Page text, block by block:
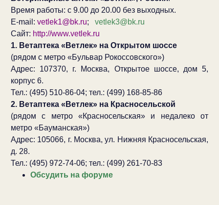
Время работы: с 9.00 до 20.00 без выходных.
E-mail: vetlek1@bk.ru; vetlek3@bk.ru
Сайт: http://www.vetlek.ru
1. Ветаптека «Ветлек» на Открытом шоссе
(рядом с метро «Бульвар Рокоссовского»)
Адрес: 107370, г. Москва, Открытое шоссе, дом 5,
корпус 6.
Тел.: (495) 510-86-04; тел.: (499) 168-85-86
2. Ветаптека «Ветлек» на Красносельской
(рядом с метро «Красносельская» и недалеко от
метро «Бауманская»)
Адрес: 105066, г. Москва, ул. Нижняя Красносельская,
д. 28.
Тел.: (495) 972-74-06; тел.: (499) 261-70-83
Обсудить на форуме